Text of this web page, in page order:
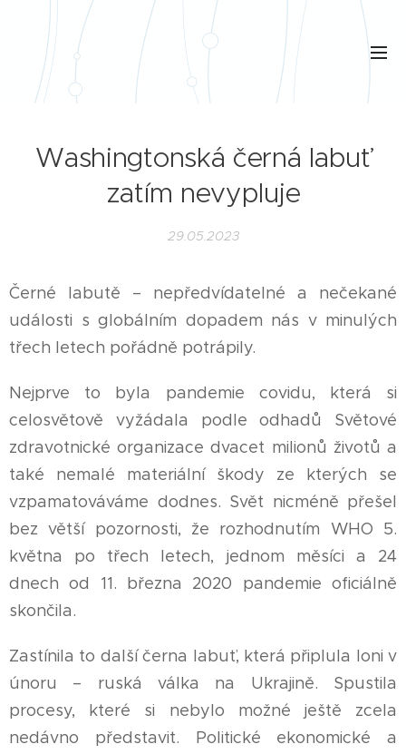
Washingtonská černá labuť
zatím nevypluje
29.05.2023
Černé labutě – nepředvídatelné a nečekané
události s globálním dopadem nás v minulých
třech letech pořádně potrápily.
Nejprve to byla pandemie covidu, která si
celosvětově vyžádala podle odhadů Světové
zdravotnické organizace dvacet milionů životů a
také nemalé materiální škody ze kterých se
vzpamatováváme dodnes. Svět nicméně přešel
bez větší pozornosti, že rozhodnutím WHO 5.
května po třech letech, jednom měsíci a 24
dnech od 11. března 2020 pandemie oficiálně
skončila.
Zastínila to další černa labuť, která připlula loni v
únoru – ruská válka na Ukrajině. Spustila
procesy, které si nebylo možné ještě zcela
nedávno představit. Politické ekonomické a